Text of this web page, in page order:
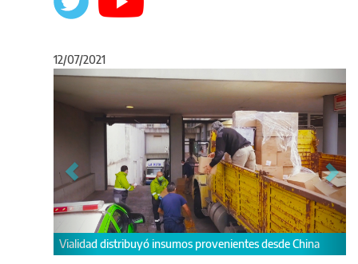
12/07/2021
Vialidad distribuyó insumos médicos en 63 hospitales y
Anterior